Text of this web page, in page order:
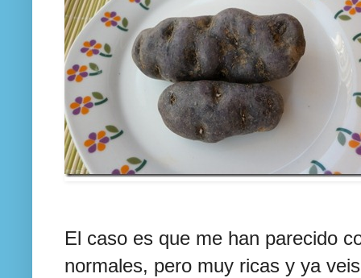
El caso es que me han parecido
normales, pero muy ricas y ya